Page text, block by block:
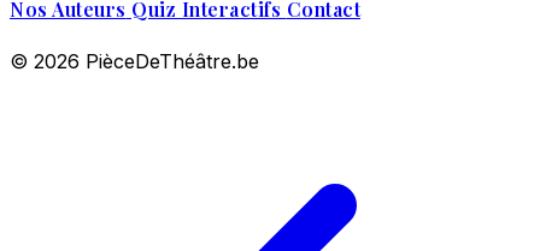
Nos Auteurs Quiz Interactifs Contact
© 2026 PièceDeThéâtre.be